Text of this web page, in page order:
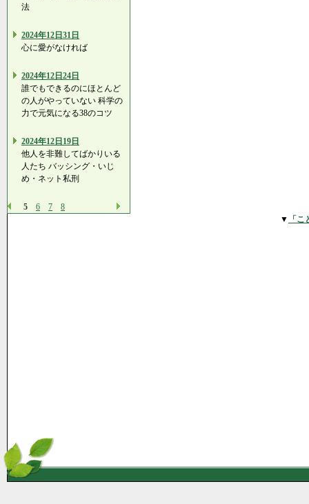
法
2024年12日31日
心に愛がなければ
2024年12日24日
誰でもできるのにほとんど
の人がやっていない 科学の
力で元気になる38のコツ
2024年12日19日
他人を非難してばかりいる
人たち バッシング・いじ
め・ネット私刑
5 6 7 8
▼ 「